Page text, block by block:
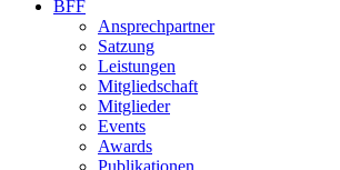
BFF
Ansprechpartner
Satzung
Leistungen
Mitgliedschaft
Mitglieder
Events
Awards
Publikationen